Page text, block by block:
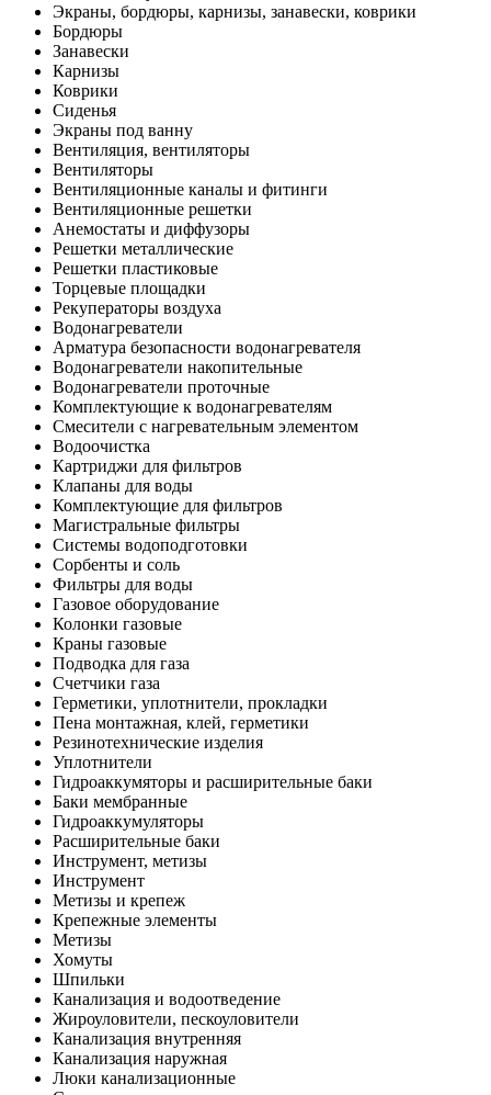
Экраны, бордюры, карнизы, занавески, коврики
Бордюры
Занавески
Карнизы
Коврики
Сиденья
Экраны под ванну
Вентиляция, вентиляторы
Вентиляторы
Вентиляционные каналы и фитинги
Вентиляционные решетки
Анемостаты и диффузоры
Решетки металлические
Решетки пластиковые
Торцевые площадки
Рекуператоры воздуха
Водонагреватели
Арматура безопасности водонагревателя
Водонагреватели накопительные
Водонагреватели проточные
Комплектующие к водонагревателям
Смесители с нагревательным элементом
Водоочистка
Картриджи для фильтров
Клапаны для воды
Комплектующие для фильтров
Магистральные фильтры
Системы водоподготовки
Сорбенты и соль
Фильтры для воды
Газовое оборудование
Колонки газовые
Краны газовые
Подводка для газа
Счетчики газа
Герметики, уплотнители, прокладки
Пена монтажная, клей, герметики
Резинотехнические изделия
Уплотнители
Гидроаккумяторы и расширительные баки
Баки мембранные
Гидроаккумуляторы
Расширительные баки
Инструмент, метизы
Инструмент
Метизы и крепеж
Крепежные элементы
Метизы
Хомуты
Шпильки
Канализация и водоотведение
Жироуловители, пескоуловители
Канализация внутренняя
Канализация наружная
Люки канализационные